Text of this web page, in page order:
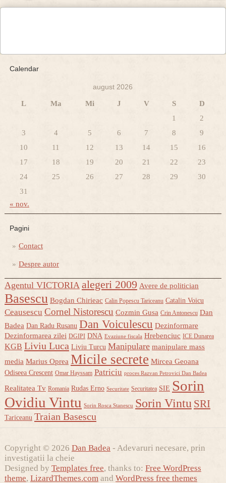
Calendar
august 2026
L Ma Mi J V S
D
1
2
3
4 5 6 7 8
9
10
11 12 13 14 15
16
17
18 19 20 21 22
23
24
25 26 27 28 29
30
31
« nov.
Pagini
Contact
Despre autor
Agentul VICTORIA alegeri 2009 Avere de politician
Basescu Bogdan Chirieac Calin Popescu Tariceanu Catalin Voicu
Ceausescu Cornel Nistorescu Cozmin Gusa Crin Antonescu Dan
Badea Dan Radu Rusanu Dan Voiculescu Dezinformare
Dezinformarea zilei DGIPI DNA Evaziune fiscala Hrebenciuc ICE Dunarea
KGB Liviu Luca Liviu Turcu Manipulare manipulare mass
media Marius Oprea Micile secrete Mircea Geoana
Odiseea Crescent Omar Hayssam Patriciu proces Razvan Petrovici Dan Badea
Realitatea Tv Romania Rudas Erno Securitate Securitatea SIE Sorin
Ovidiu Vintu Sorin Rosca Stanescu Sorin Vintu SRI
Tariceanu Traian Basescu
Copyright © 2026 Dan Badea - Adevaruri necesare, prin
investigatii la cheie
Designed by Templates free, thanks to: Free WordPress
theme, LizardThemes.comand WordPress free themes